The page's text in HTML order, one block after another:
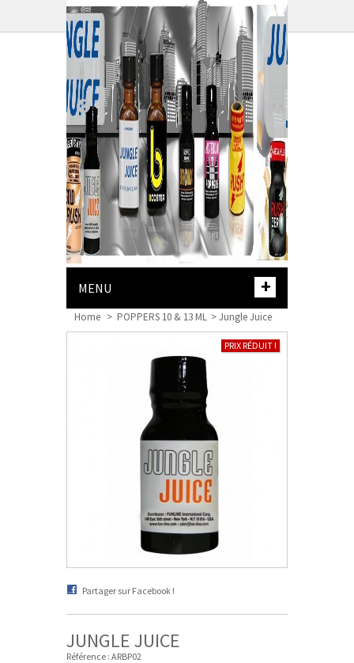
PANIER :
+
MENU
Home > POPPERS 10 & 13 ML >Jungle Juice
PRIX RÉDUIT !
Partager sur Facebook !
JUNGLE JUICE
Référence : ARBP02